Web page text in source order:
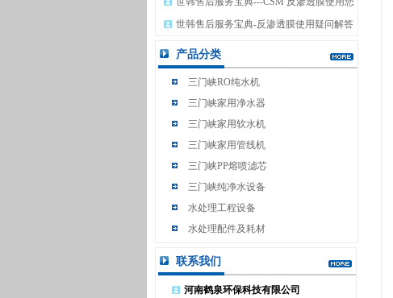
清楚吗？
世韩售后服务宝典-反渗透膜使用疑问解答
产品分类
三门峡RO纯水机
三门峡家用净水器
三门峡家用软水机
三门峡家用管线机
三门峡PP熔喷滤芯
三门峡纯净水设备
水处理工程设备
水处理配件及耗材
大型软化水处理设备
食品饮料行业纯水设备
联系我们
河南鹤泉环保科技有限公司